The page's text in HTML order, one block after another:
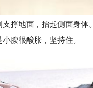
撑地面，抬起侧面身体。
腹很酸胀，坚持住。